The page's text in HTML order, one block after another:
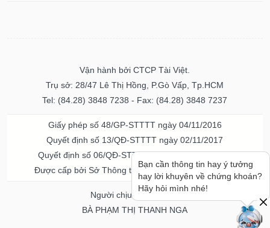
Vận hành bởi CTCP Tài Việt.
Trụ sở: 28/47 Lê Thị Hồng, P.Gò Vấp, Tp.HCM
Tel: (84.28) 3848 7238 - Fax: (84.28) 3848 7237
Giấy phép số 48/GP-STTTT ngày 04/11/2016
Quyết định số 13/QĐ-STTTT ngày 02/11/2017
Quyết định số 06/QĐ-STTTT-ICP ngày 20/07/2023
Được cấp bởi Sở Thông tin và Truyền thông TPHCM
Người chịu trách nhiệm
BÀ PHẠM THỊ THANH NGA
Bạn cần thông tin hay ý tưởng
hay lời khuyên về chứng khoán?
Hãy hỏi mình nhé!